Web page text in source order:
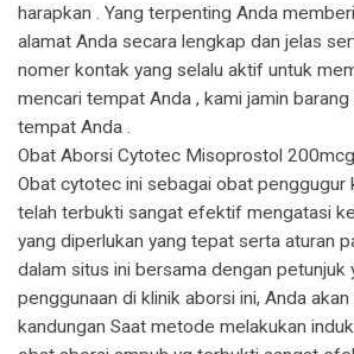
harapkan . Yang terpenting Anda
alamat Anda secara lengkap dan jelas
nomer kontak yang selalu aktif untuk
mencari tempat Anda , kami jamin
tempat Anda .
Obat Aborsi Cytotec Misoprostol
Obat cytotec ini sebagai obat penggugur
telah terbukti sangat efektif mengatasi
yang diperlukan yang tepat serta aturan
dalam situs ini bersama dengan petunjuk
penggunaan di klinik aborsi ini, Anda akan
kandungan Saat metode melakukan